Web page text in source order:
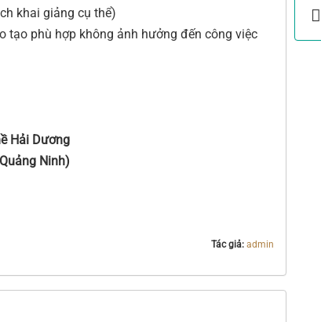
khai giảng cụ thể)
phù hợp không ảnh hưởng đến công việc
Hải Dương
Ninh)
Tác giả: admin